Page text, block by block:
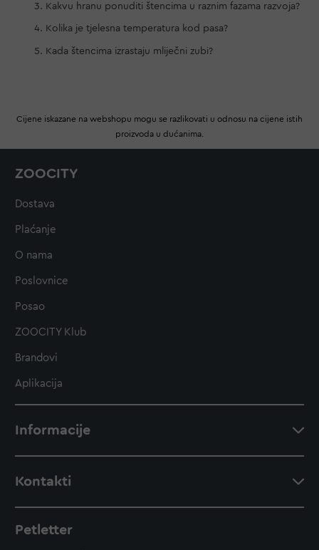
Kakvu hranu ponuditi štencima u raznim fazama razvoja?
Kolika je tjelesna temperatura kod pasa?
Kada štencima izrastaju mliječni zubi?
Cijene iskazane na webshopu mogu se razlikovati u odnosu na cijene istih
proizvoda u dućanima.
ZOOCITY
Dostava
Plaćanje
O nama
Poslovnice
Posao
ZOOCITY Klub
Brandovi
Aplikacija
Informacije
Kontakti
Petletter